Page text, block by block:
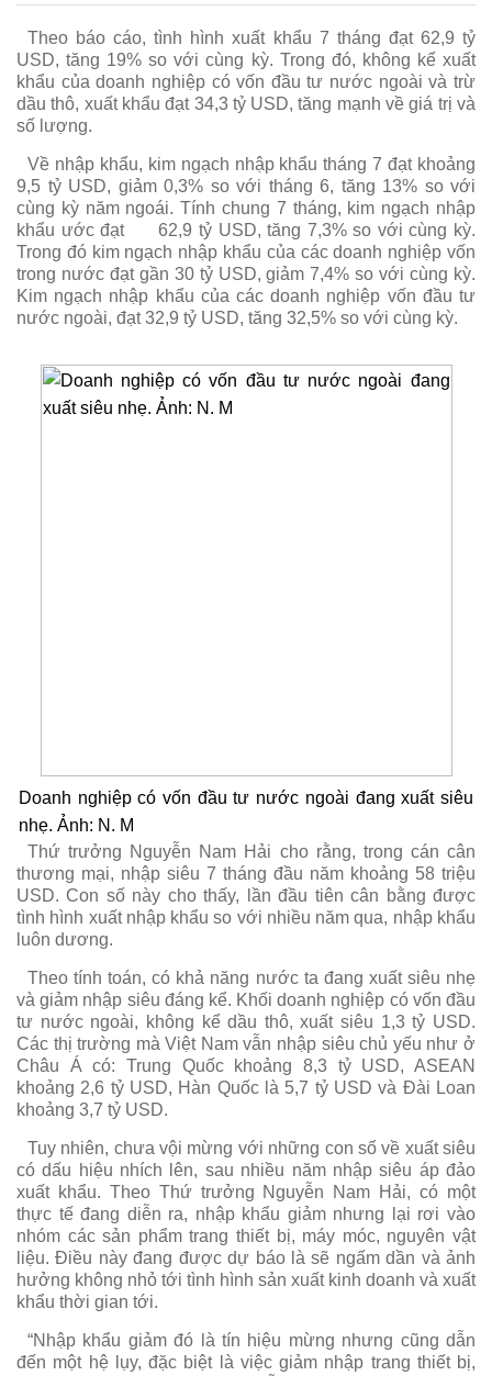
Theo báo cáo, tình hình xuất khẩu 7 tháng đạt 62,9 tỷ
USD, tăng 19% so với cùng kỳ. Trong đó, không kể xuất
khẩu của doanh nghiệp có vốn đầu tư nước ngoài và trừ
dầu thô, xuất khẩu đạt 34,3 tỷ USD, tăng mạnh về giá trị và
số lượng.
Về nhập khẩu, kim ngạch nhập khẩu tháng 7 đạt khoảng
9,5 tỷ USD, giảm 0,3% so với tháng 6, tăng 13% so với
cùng kỳ năm ngoái. Tính chung 7 tháng, kim ngạch nhập
khẩu ước đạt
62,9 tỷ USD, tăng 7,3% so với cùng kỳ.
Trong đó kim ngạch nhập khẩu của các doanh nghiệp vốn
trong nước đạt gần 30 tỷ USD, giảm 7,4% so với cùng kỳ.
Kim ngạch nhập khẩu của các doanh nghiệp vốn đầu tư
nước ngoài, đạt 32,9 tỷ USD, tăng 32,5% so với cùng kỳ.
Doanh nghiệp có vốn đầu tư nước ngoài đang xuất siêu
nhẹ. Ảnh: N. M
Thứ trưởng Nguyễn Nam Hải cho rằng, trong cán cân
thương mại, nhập siêu 7 tháng đầu năm khoảng 58 triệu
USD. Con số này cho thấy, lần đầu tiên cân bằng được
tình hình xuất nhập khẩu so với nhiều năm qua, nhập khẩu
luôn dương.
Theo tính toán, có khả năng nước ta đang xuất siêu nhẹ
và giảm nhập siêu đáng kể. Khối doanh nghiệp có vốn đầu
tư nước ngoài, không kể dầu thô, xuất siêu 1,3 tỷ USD.
Các thị trường mà Việt Nam vẫn nhập siêu chủ yếu như ở
Châu Á có: Trung Quốc khoảng 8,3 tỷ USD, ASEAN
khoảng 2,6 tỷ USD, Hàn Quốc là 5,7 tỷ USD và Đài Loan
khoảng 3,7 tỷ USD.
Tuy nhiên, chưa vội mừng với những con số về xuất siêu
có dấu hiệu nhích lên, sau nhiều năm nhập siêu áp đảo
xuất khẩu. Theo Thứ trưởng Nguyễn Nam Hải, có một
thực tế đang diễn ra, nhập khẩu giảm nhưng lại rơi vào
nhóm các sản phẩm trang thiết bị, máy móc, nguyên vật
liệu. Điều này đang được dự báo là sẽ ngấm dần và ảnh
hưởng không nhỏ tới tình hình sản xuất kinh doanh và xuất
khẩu thời gian tới.
“Nhập khẩu giảm đó là tín hiệu mừng nhưng cũng dẫn
đến một hệ lụy, đặc biệt là việc giảm nhập trang thiết bị,